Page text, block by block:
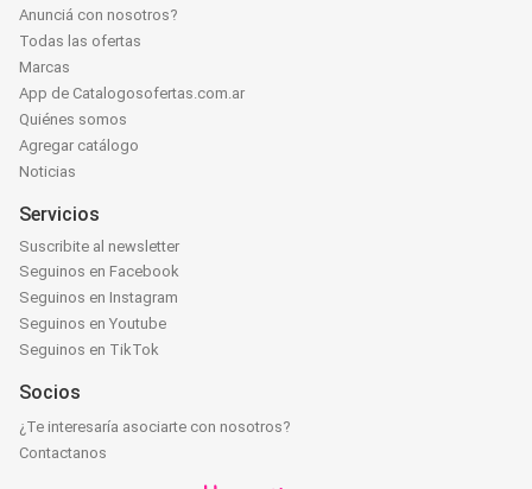
Anunciá con nosotros?
Todas las ofertas
Marcas
App de Catalogosofertas.com.ar
Quiénes somos
Agregar catálogo
Noticias
Servicios
Suscribite al newsletter
Seguinos en Facebook
Seguinos en Instagram
Seguinos en Youtube
Seguinos en TikTok
Socios
¿Te interesaría asociarte con nosotros?
Contactanos